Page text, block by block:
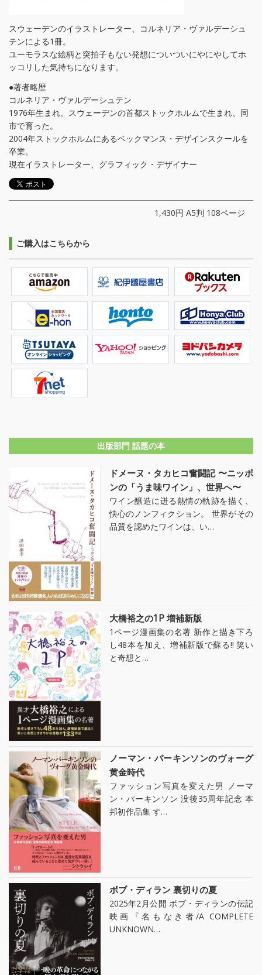
スウェーデンのイラストレーター、コルネリア・ヴァルデーシュ
テンによる1冊。
ユーモラスな絵柄と突拍子もない発想についついにやにやしてホ
ッコリした気持ちになります。
●著者略歴
コルネリア・ヴァルデーシュテン
1976年生まれ。スウェーデンの首都ストックホルムで生まれ、同
市で育った。
2004年ストックホルムにあるベックマンス・デザインスクールを
卒業。
現在イラストレーター、グラフィック・デザイナー
1,430円 A5判 108ページ
ご購入はこちらから
出版部門 話題の本
ドメーヌ・タカヒコ奮闘記 〜ニッポ
ンの「うま味ワイン」、世界へ〜
ワイン醸造に迸る熱情の軌跡を描く、
快心のノンフィクション。 世界がその
品質を認めたワインは、い…
大橋裕之の1P 増補新版
1ページ漫画集の名著 新作と描き下ろ
し48本を加え、増補新版で蘇る!! 笑い
と奇想と…
ノーマン・パーキンソンのヴォーグ
黄金時代
ファッション写真を変えた男 ノーマ
ン・パーキンソン 没後35周年記念 本
邦初作品集 す…
ボブ・ディラン 裏切りの夏
2025年2月公開 ボブ・ディランの伝記
映画『名もなき者/A COMPLETE
UNKNOWN…